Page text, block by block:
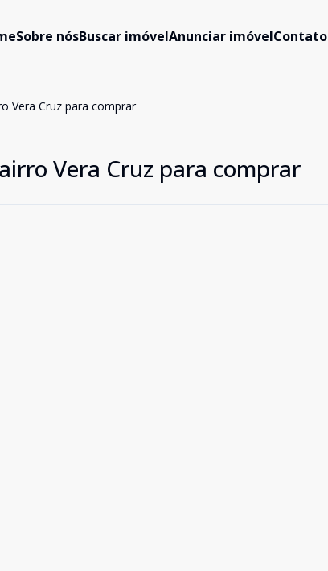
Sobre nósBuscar imóvelAnunciar imóvelContato
Vera Cruz para comprar
Vera Cruz para comprar